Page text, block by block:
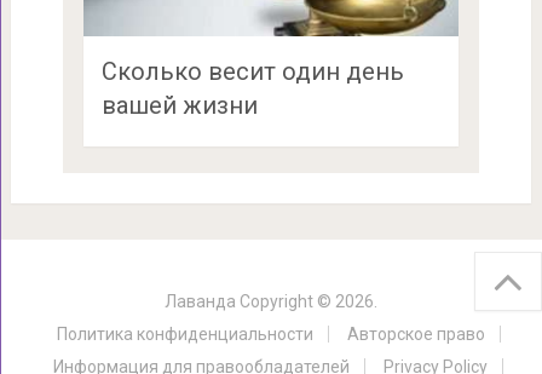
Сколько весит один день
вашей жизни
Лаванда Copyright © 2026.
Политика конфиденциальности
Авторское право
Информация для правообладателей
Privacy Policy